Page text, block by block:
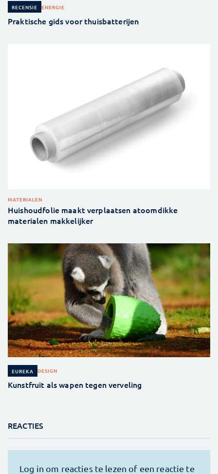
RECENSIE ENERGIE
Praktische gids voor thuisbatterijen
MATERIALEN
Huishoudfolie maakt verplaatsen atoomdikke
materialen makkelijker
EUREKA DESIGN
Kunstfruit als wapen tegen verveling
REACTIES